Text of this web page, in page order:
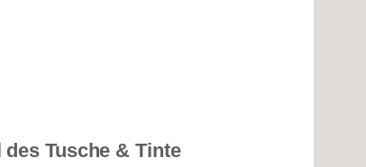
Tusche & Tinte